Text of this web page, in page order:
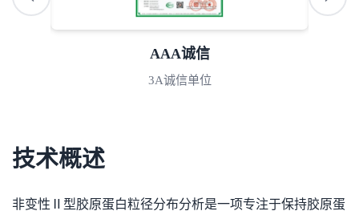
AAA诚信
3A诚信单位
技术概述
非变性Ⅱ型胶原蛋白粒径分布分析是一项专注于保持胶原蛋